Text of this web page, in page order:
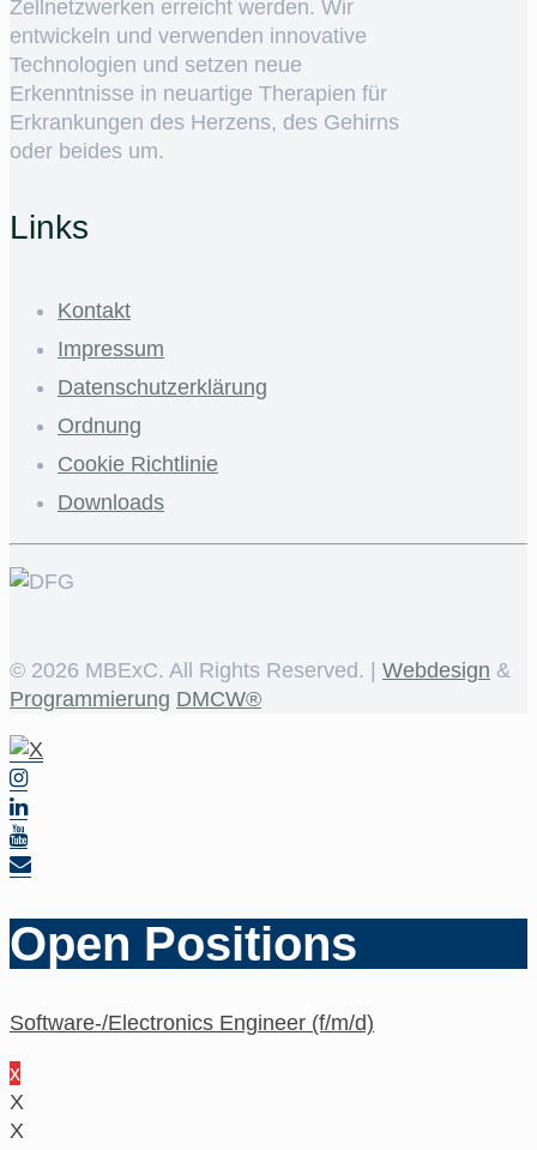
Zellnetzwerken erreicht werden. Wir
entwickeln und verwenden innovative
Technologien und setzen neue
Erkenntnisse in neuartige Therapien für
Erkrankungen des Herzens, des Gehirns
oder beides um.
Links
Kontakt
Impressum
Datenschutzerklärung
Ordnung
Cookie Richtlinie
Downloads
© 2026 MBExC. All Rights Reserved. | Webdesign &
Programmierung DMCW®
Open Positions
Software-/Electronics Engineer (f/m/d)
x
X
X